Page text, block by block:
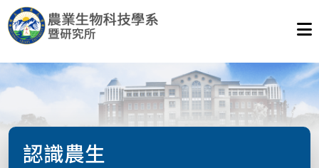
認識農生